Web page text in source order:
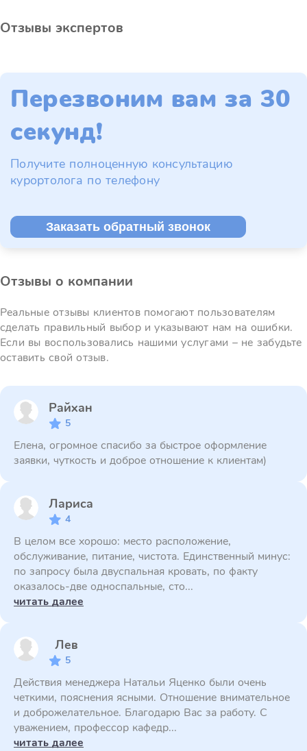
Отзывы экспертов
Перезвоним вам за 30
секунд!
Получите полноценную консультацию
курортолога по телефону
Заказать обратный звонок
Отзывы о компании
Реальные отзывы клиентов помогают пользователям
сделать правильный выбор и указывают нам на ошибки.
Если вы воспользовались нашими услугами – не забудьте
оставить свой отзыв.
Райхан
5
Елена, огромное спасибо за быстрое оформление
заявки, чуткость и доброе отношение к клиентам)
Лариса
4
В целом все хорошо: место расположение,
обслуживание, питание, чистота. Единственный минус:
по запросу была двуспальная кровать, по факту
оказалось-две односпальные, сто...
читать далее
Лев
5
Действия менеджера Натальи Яценко были очень
четкими, пояснения ясными. Отношение внимательное
и доброжелательное. Благодарю Вас за работу. С
уважением, профессор кафедр...
читать далее